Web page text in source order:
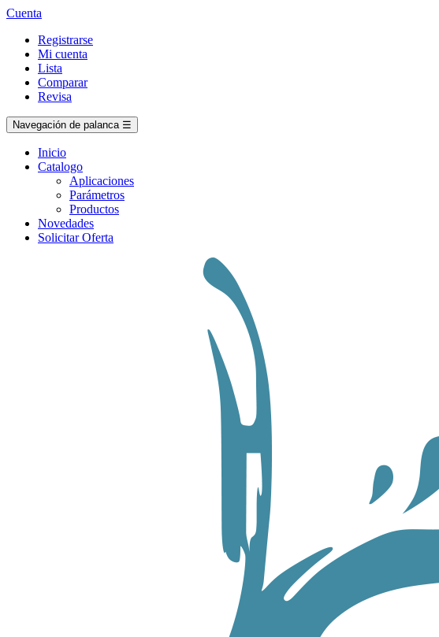
Cuenta
Registrarse
Mi cuenta
Lista
Comparar
Revisa
Navegación de palanca ☰
Inicio
Catalogo
Aplicaciones
Parámetros
Productos
Novedades
Solicitar Oferta